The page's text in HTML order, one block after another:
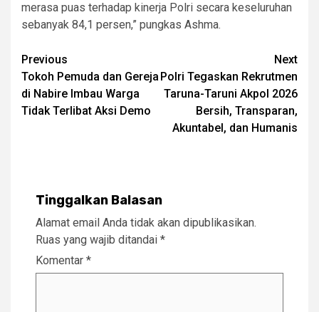
merasa puas terhadap kinerja Polri secara keseluruhan
sebanyak 84,1 persen,” pungkas Ashma.
Post
navigation
Previous
Tokoh Pemuda dan Gereja
di Nabire Imbau Warga
Tidak Terlibat Aksi Demo
Next
Polri Tegaskan Rekrutmen
Taruna-Taruni Akpol 2026
Bersih, Transparan,
Akuntabel, dan Humanis
Tinggalkan Balasan
Alamat email Anda tidak akan dipublikasikan.
Ruas yang wajib ditandai *
Komentar *